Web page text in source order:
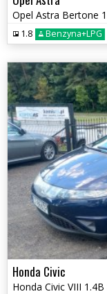
1.8 Benzyna+LPG
Honda Civic